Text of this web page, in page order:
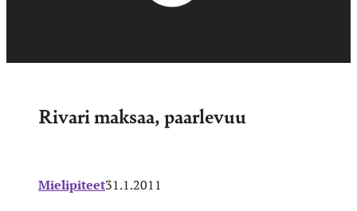
Rivari maksaa, paarlevuu
Mielipiteet31.1.2011